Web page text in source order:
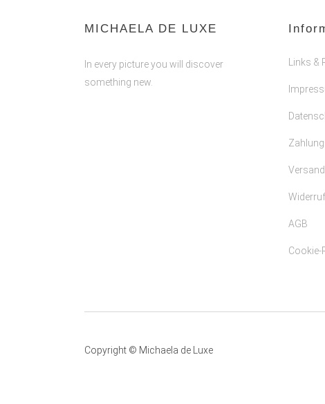
MICHAELA DE LUXE
In every picture you will discover
something new.
Links
AGB
Cookie-
Copyright © Michaela de Luxe